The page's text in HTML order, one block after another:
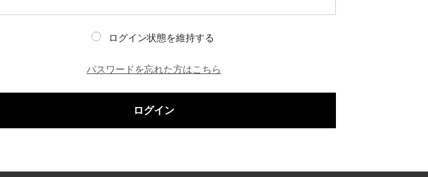
ログイン状態を維持する
パスワードを忘れた方はこちら
ログイン